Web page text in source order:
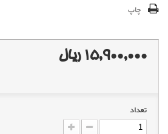
چاپ
15,900,000 ریال
تعداد